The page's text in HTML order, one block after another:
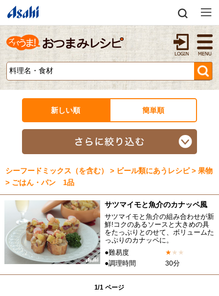
新しい順 簡単順
シーフードミックス（を含む） > ビール類にあうレシピ > 果物
> ごはん・パン 1品
サツマイモと魚介のカナッペ風
サツマイモと魚介の組み合わせが新
鮮!コクのあるソースと大きめの具
をたっぷりとのせて、ボリュームた
っぷりのカナッペに。
●難易度
★★ ★
●調理時間
30分
1/1 ページ